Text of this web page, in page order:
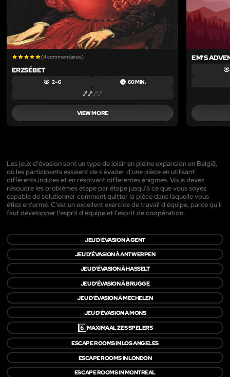
(4 commentaires)
ERZSÉBET
2 – 6 60 MIN.
VIEW MORE
EM'S
Les jeux d'évasion sont un type de loisir en pleine expansion en België,
où les participants essaient de s'évader d'une pièce en utilisant
différents indices et en résolvant différentes énigmes. Vous devez
résoudre les problèmes étape par étape jusqu'à ce que vous soyez
capable de solutionner comment quitter la pièce dans laquelle vous
étiez enfermé. C'est un excellent exercice de travail d'équipe, parce qu'il
faut développer l'esprit d'équipe et l'esprit de coopération.
JEU D'ÉVASION À GENT
JEU D'ÉVASION À ANTWERPEN
JEU D'ÉVASION À HASSELT
JEU D'ÉVASION À BRUGGE
JEU D'ÉVASION À MECHELEN
JEU D'ÉVASION À MONS
6️⃣MAXIMAAL ZES SPELERS
ESCAPE ROOMS IN LOS ANGELES
ESCAPE ROOMS IN LONDON
ESCAPE ROOMS IN MONTREAL